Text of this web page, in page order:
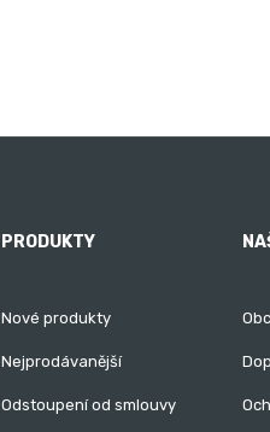
PRODUKTY
Nové produkty
Nejprodávanější
Odstoupení od smlouvy